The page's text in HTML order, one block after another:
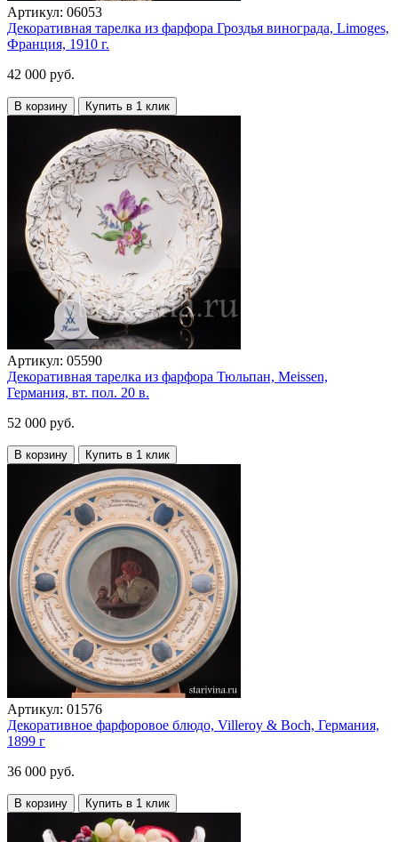
Артикул: 06053
Декоративная тарелка из фарфора Гроздья винограда, Limoges,
Франция, 1910 г.
42 000 руб.
В корзину Купить в 1 клик
Артикул: 05590
Декоративная тарелка из фарфора Тюльпан, Meissen,
Германия, вт. пол. 20 в.
52 000 руб.
В корзину Купить в 1 клик
Артикул: 01576
Декоративное фарфоровое блюдо, Villeroy & Boch, Германия,
1899 г
36 000 руб.
В корзину Купить в 1 клик